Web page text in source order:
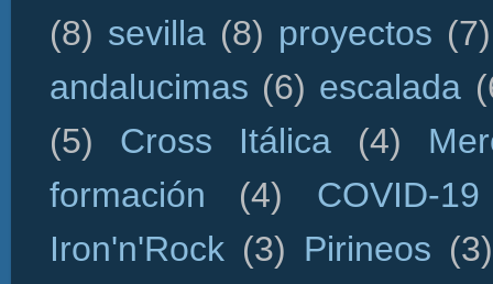
(8) sevilla (8) proyectos (7)
andalucimas (6) escalada
(5)
Cross Itálica (4)
formación
(4)
COVID-19
Iron'n'Rock (3) Pirineos (3)